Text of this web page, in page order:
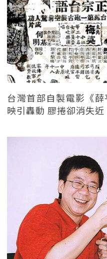
台灣首部自製電影《
映引轟動 膠捲卻消失近